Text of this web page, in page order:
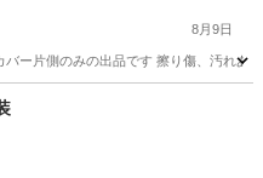
8月9日
ー片側のみの出品です 擦り傷、汚れあ